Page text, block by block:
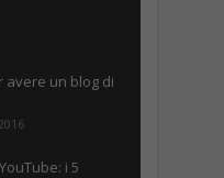
avere un blog di
i 5